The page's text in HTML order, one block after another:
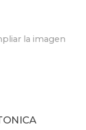
la imagen